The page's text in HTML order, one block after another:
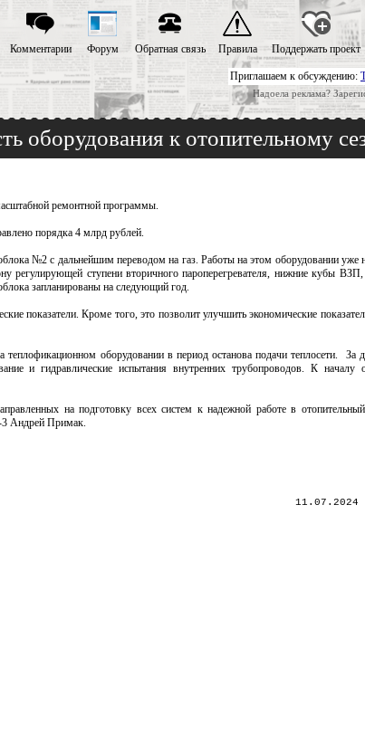
Приглашаем к обсуждению:
Надоела реклама?
Комментарии Форум Обратная связь Правила Поддержать проект
оборудования к отопительному
ремонтной программы.
порядка 4 млрд рублей.
№2 с дальнейшим переводом на газ. Работы на этом оборудовании уже
регулирующей ступени вторичного пароперегревателя, нижние кубы
запланированы на следующий год.
показатели. Кроме того, это позволит улучшить экономические
оборудовании в период останова подачи теплосети. За
и гидравлические испытания внутренних трубопроводов. К началу
на подготовку всех систем к надежной работе в
3 Андрей Примак.
11.07.2024